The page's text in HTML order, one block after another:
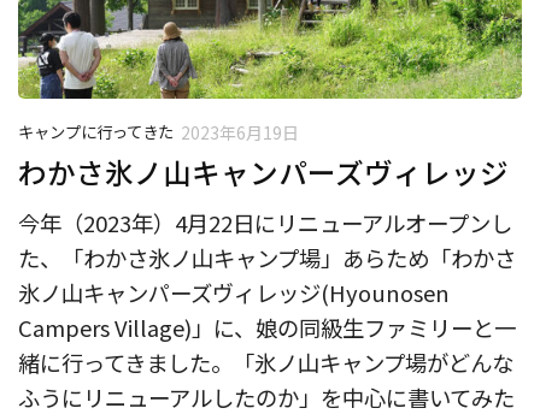
キャンプに行ってきた 2023年6月19日
わかさ氷ノ山キャンパーズヴィレッジ
今年（2023年）4月22日にリニューアルオープンし
た、「わかさ氷ノ山キャンプ場」あらため「わかさ
氷ノ山キャンパーズヴィレッジ(Hyounosen
Campers Village)」に、娘の同級生ファミリーと一
緒に行ってきました。「氷ノ山キャンプ場がどんな
ふうにリニューアルしたのか」を中心に書いてみた